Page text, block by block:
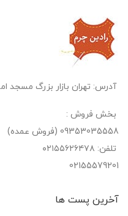
آدرس: تهران بازار بزرگ مسجد
بخش فروش :
09353035558 (فروش عمده)
تلفن: ۰۲۱۵۵۶۲۶۴۷۸
02155579201
آخرین پست‌ ها